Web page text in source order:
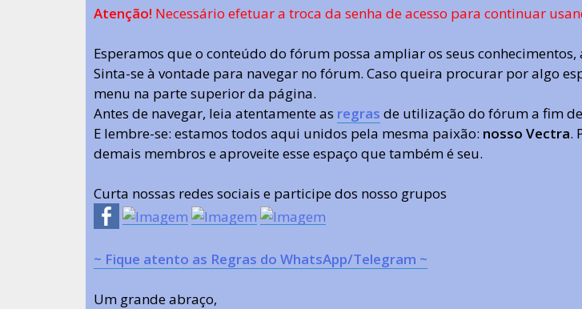
Atenção! Necessário efetuar a troca da senha de acesso para continuar
Esperamos que o conteúdo do fórum possa ampliar os seus
Sinta-se à vontade para navegar no fórum. Caso queira procurar por algo
menu na parte superior da página.
Antes de navegar, leia atentamente as regras de utilização do fórum a fim
E lembre-se: estamos todos aqui unidos pela mesma paixão: nosso Vectra.
demais membros e aproveite esse espaço que também é seu.
Curta nossas redes sociais e participe dos nosso grupos
~ Fique atento as Regras do WhatsApp/Telegram ~
Um grande abraço,